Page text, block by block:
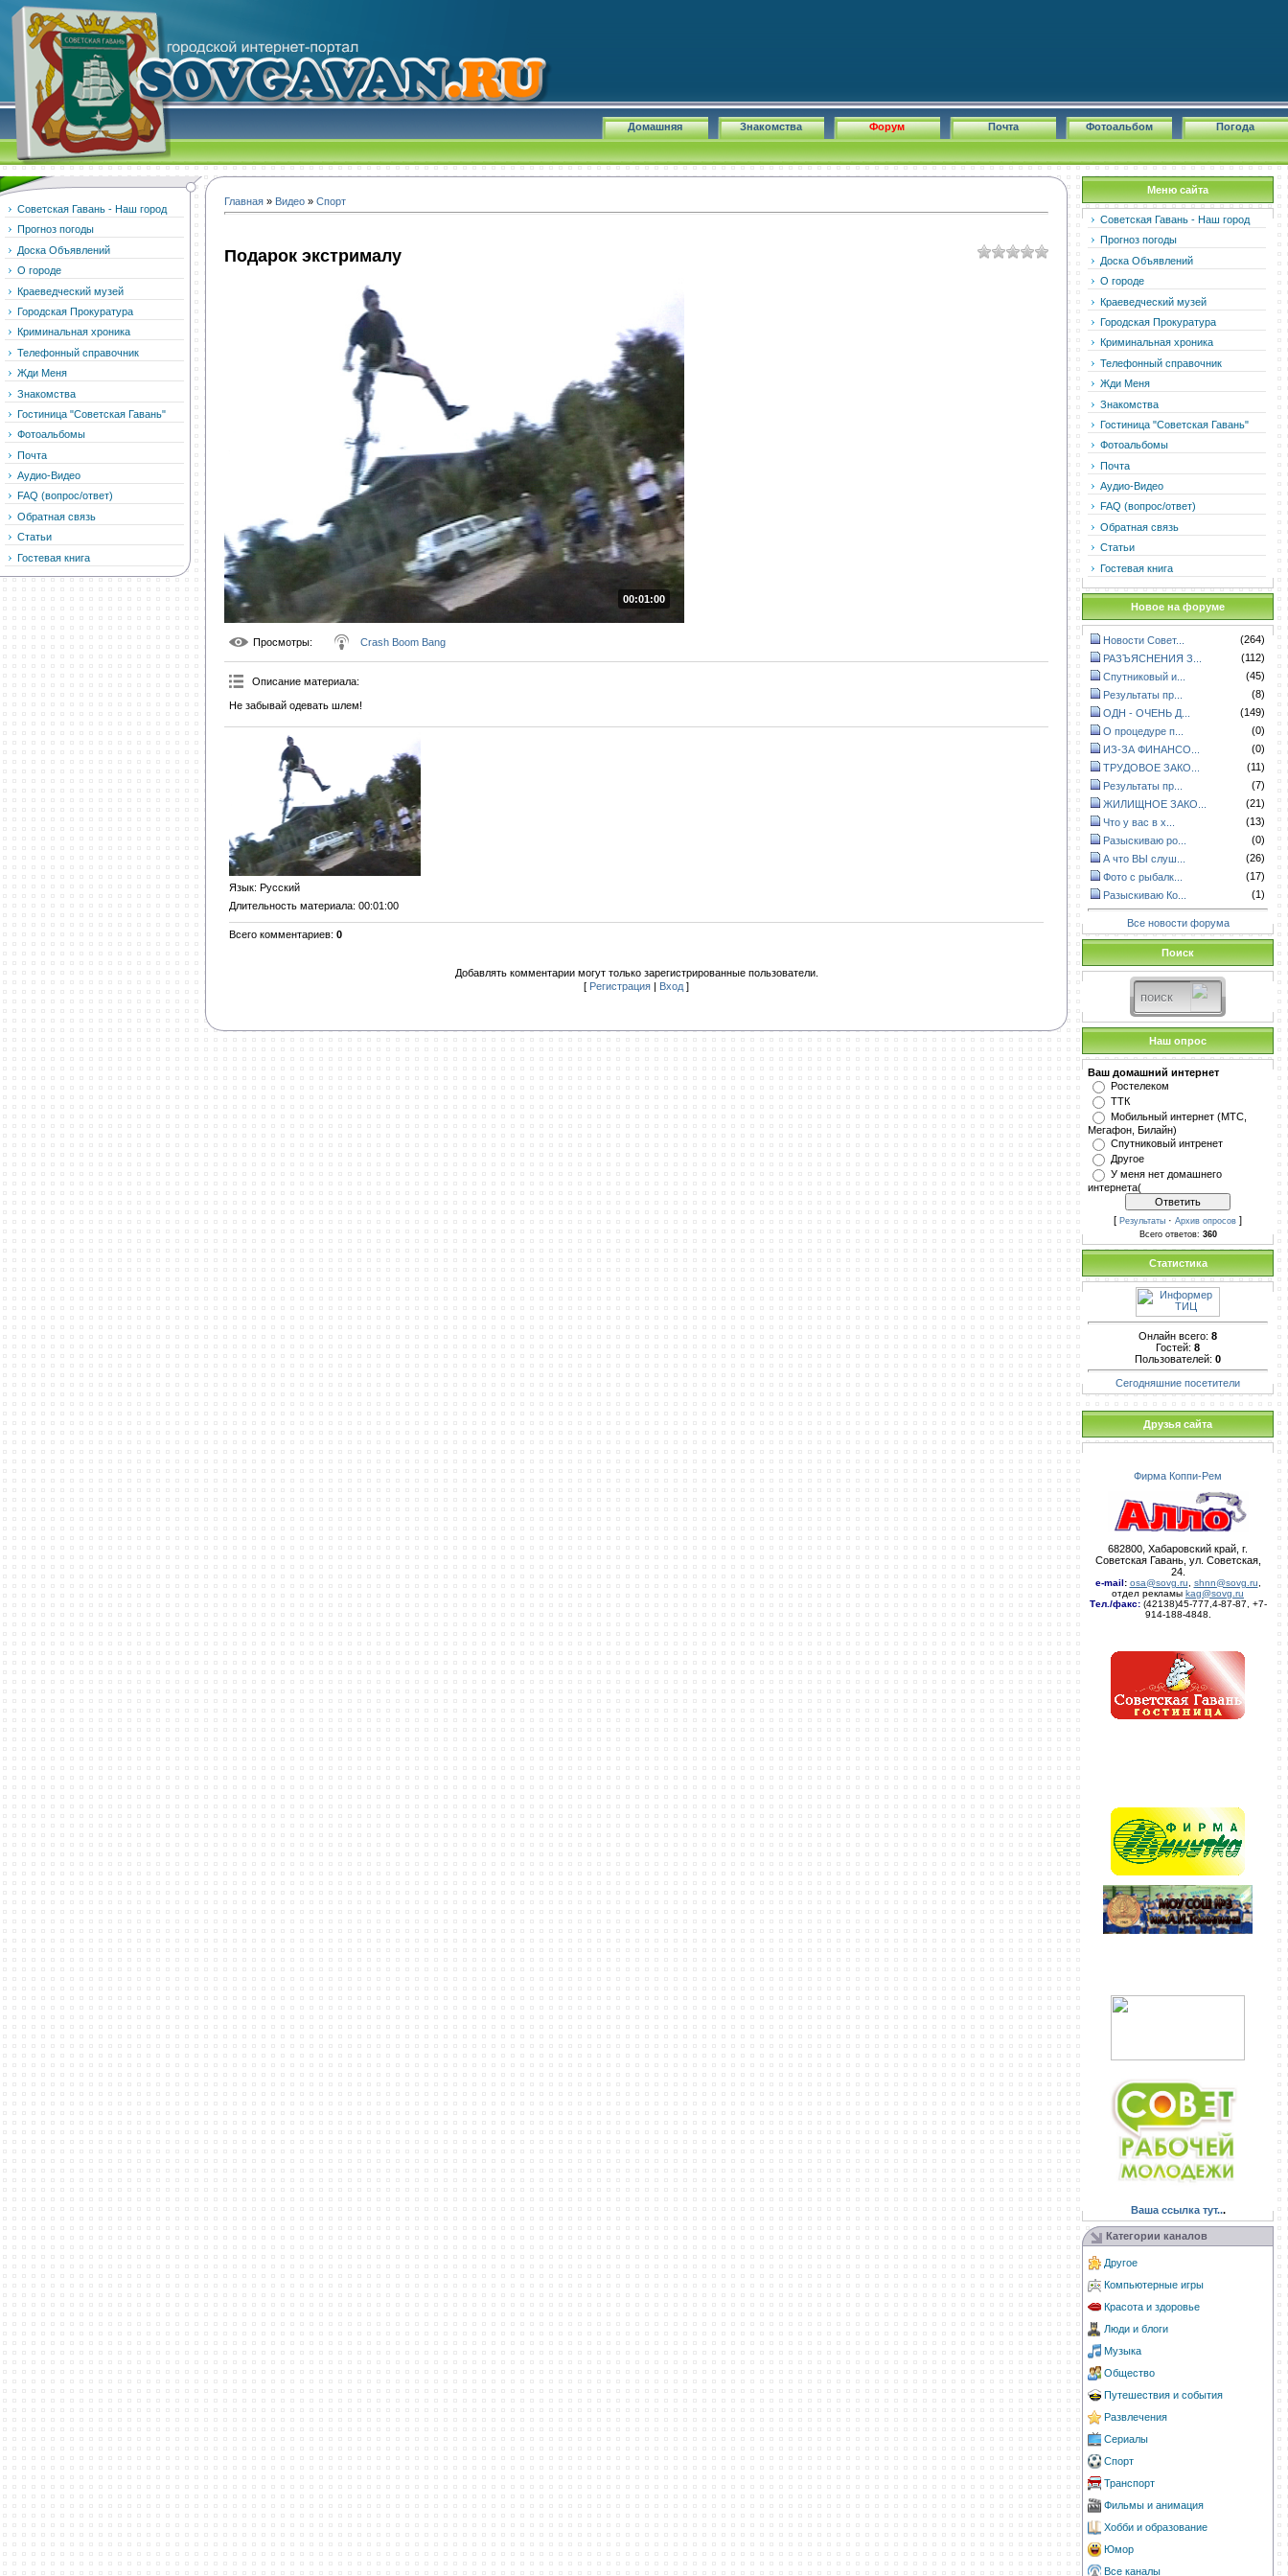
Погода
Фотоальбом
Почта
Форум
Знакомства
Домашняя
Советская Гавань - Наш город
Прогноз погоды
Доска Объявлений
О городе
Краеведческий музей
Городская Прокуратура
Криминальная хроника
Телефонный справочник
Жди Меня
Знакомства
Гостиница "Советская Гавань"
Фотоальбомы
Почта
Аудио-Видео
FAQ (вопрос/ответ)
Обратная связь
Статьи
Гостевая книга
Главная » Видео » Спорт
Подарок экстрималу
00:01:00
Просмотры: Crash Boom Bang
Описание материала:
Не забывай одевать шлем!
Язык: Русский
Длительность материала: 00:01:00
Всего комментариев: 0
Добавлять комментарии могут только зарегистрированные пользователи.
[ Регистрация | Вход ]
Меню сайта
Советская Гавань - Наш город
Прогноз погоды
Доска Объявлений
О городе
Краеведческий музей
Городская Прокуратура
Криминальная хроника
Телефонный справочник
Жди Меня
Знакомства
Гостиница "Советская Гавань"
Фотоальбомы
Почта
Аудио-Видео
FAQ (вопрос/ответ)
Обратная связь
Статьи
Гостевая книга
Новое на форуме
Новости Совет...
(264)
РАЗЪЯСНЕНИЯ З...
(112)
Спутниковый и...
(45)
Результаты пр...
(8)
ОДН - ОЧЕНЬ Д...
(149)
О процедуре п...
(0)
ИЗ-ЗА ФИНАНСО...
(0)
ТРУДОВОЕ ЗАКО...
(11)
Результаты пр...
(7)
ЖИЛИЩНОЕ ЗАКО...
(21)
Что у вас в х...
(13)
Разыскиваю ро...
(0)
А что ВЫ слуш...
(26)
Фото с рыбалк...
(17)
Разыскиваю Ко...
(1)
Все новости форума
Поиск
Наш опрос
Ваш домашний интернет
Ростелеком
ТТК
Мобильный интернет (МТС,
Мегафон, Билайн)
Спутниковый интренет
Другое
У меня нет домашнего
интернета(
[ Результаты · Архив опросов ]
Всего ответов: 360
Статистика
Онлайн всего: 8
Гостей: 8
Пользователей: 0
Сегодняшние посетители
Друзья сайта
Фирма Коппи-Рем
682800, Хабаровский край, г.
Советская Гавань, ул. Советская,
24.
e-mail: osa@sovg.ru shnn@sovg.ru
отдел рекламы kag@sovg.ru
Тел./факс:(42138)45-777,4-87-87, +7-
914-188-4848.
Ваша ссылка тут...
Категории каналов
Другое
Компьютерные игры
Красота и здоровье
Люди и блоги
Музыка
Общество
Путешествия и события
Развлечения
Сериалы
Спорт
Транспорт
Фильмы и анимация
Хобби и образование
Юмор
Все каналы